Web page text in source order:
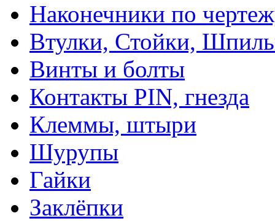
Наконечники по
Втулки, Стойки,
Винты и болты
Контакты PIN, гнезда
Клеммы, штыри
Шурупы
Гайки
Заклёпки